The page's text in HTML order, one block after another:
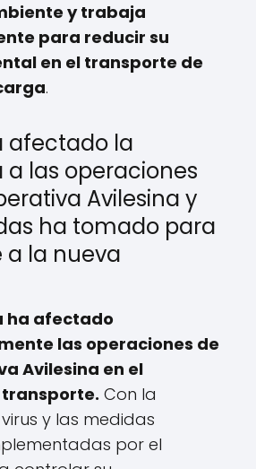
y trabaja
para reducir su
en el transporte de
.
afectado la
las operaciones
Avilesina y
ha tomado para
la nueva
ha afectado
las operaciones de
Avilesina en el
Con la
y las medidas
por el